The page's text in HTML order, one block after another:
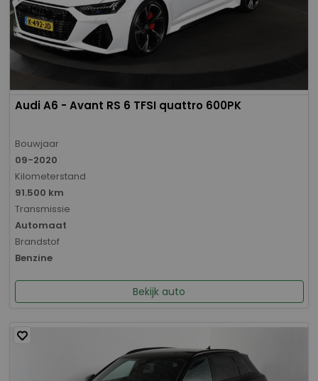
Audi A6 - Avant RS 6 TFSI quattro 600PK
Bouwjaar
09-2020
Kilometerstand
91.500 km
Transmissie
Automaat
Brandstof
Benzine
Bekijk auto